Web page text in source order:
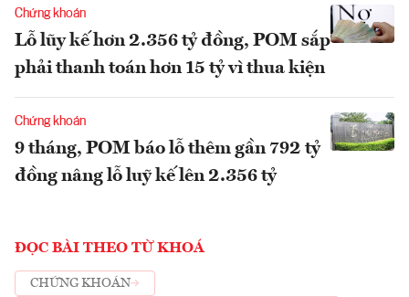
Chứng khoán
Lỗ lũy kế hơn 2.356 tỷ đồng, POM sắp
phải thanh toán hơn 15 tỷ vì thua kiện
Chứng khoán
9 tháng, POM báo lỗ thêm gần 792 tỷ
đồng nâng lỗ luỹ kế lên 2.356 tỷ
ĐỌC BÀI THEO TỪ KHOÁ
CHỨNG KHOÁN